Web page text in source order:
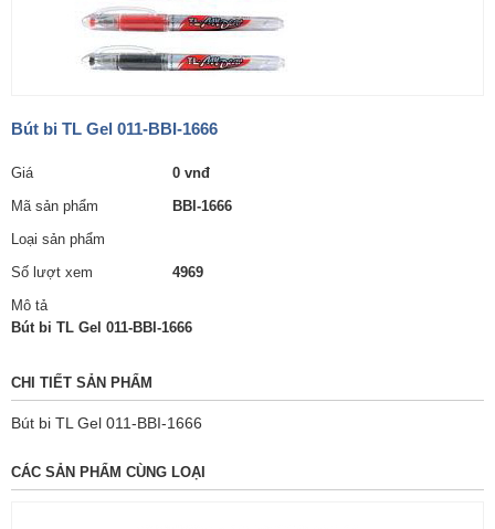
Bút bi TL Gel 011-BBI-1666
Giá
0 vnđ
Mã sản phẩm
BBI-1666
Loại sản phẩm
Số lượt xem
4969
Mô tả
Bút bi TL Gel 011-BBI-1666
CHI TIẾT SẢN PHẨM
Bút bi TL Gel 011-BBI-1666
CÁC SẢN PHẨM CÙNG LOẠI